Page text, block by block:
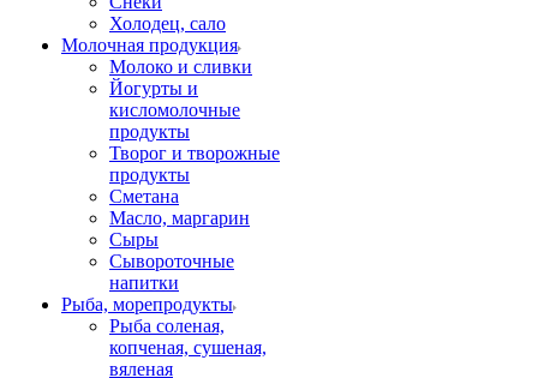
Холодец, сало
Молочная продукция
Молоко и сливки
Йогурты и
кисломолочные
продукты
Творог и творожные
продукты
Сметана
Масло, маргарин
Сыры
Сывороточные
напитки
Рыба, морепродукты
Рыба соленая,
копченая, сушеная,
вяленая